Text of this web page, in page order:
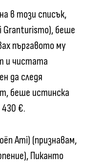
в този списък,
беше
пъргавото му
и чистата
да следя
беше истинска
€.
Ami) (признавам,
Пиканто